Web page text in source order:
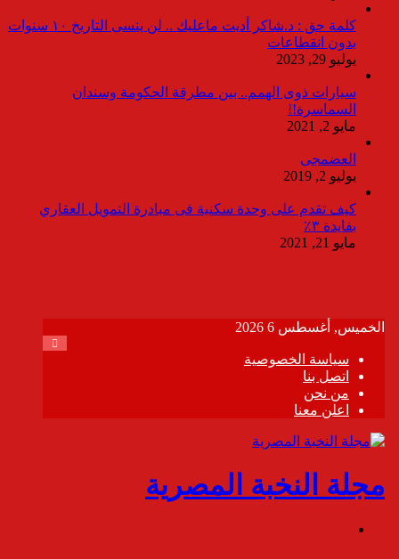
كلمة حق : د.شاكر أديت ماعليك .. لن ينسى التاريخ ١٠ سنوات
بدون انقطاعات
يوليو 29, 2023
سيارات ذوى الهمم.. بين مطرقة الحكومة وسندان
السماسرة!!
مايو 2, 2021
العضمجى
يوليو 2, 2019
كيف تقدم على وحدة سكنية فى مبادرة التمويل العقاري
بفايدة ٣٪
مايو 21, 2021